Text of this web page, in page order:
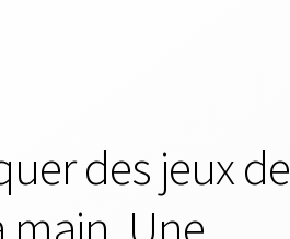
des jeux de